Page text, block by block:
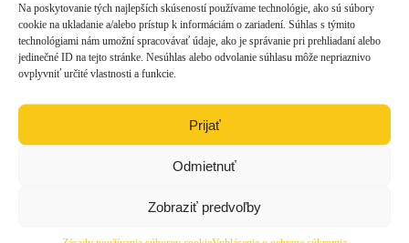
Na poskytovanie tých najlepších skúseností používame technológie, ako sú súbory
cookie na ukladanie a/alebo prístup k informáciám o zariadení. Súhlas s týmito
technológiami nám umožní spracovávať údaje, ako je správanie pri prehliadaní alebo
jedinečné ID na tejto stránke. Nesúhlas alebo odvolanie súhlasu môže nepriaznivo
ovplyvniť určité vlastnosti a funkcie.
Prijať
Odmietnuť
Zobraziť predvoľby